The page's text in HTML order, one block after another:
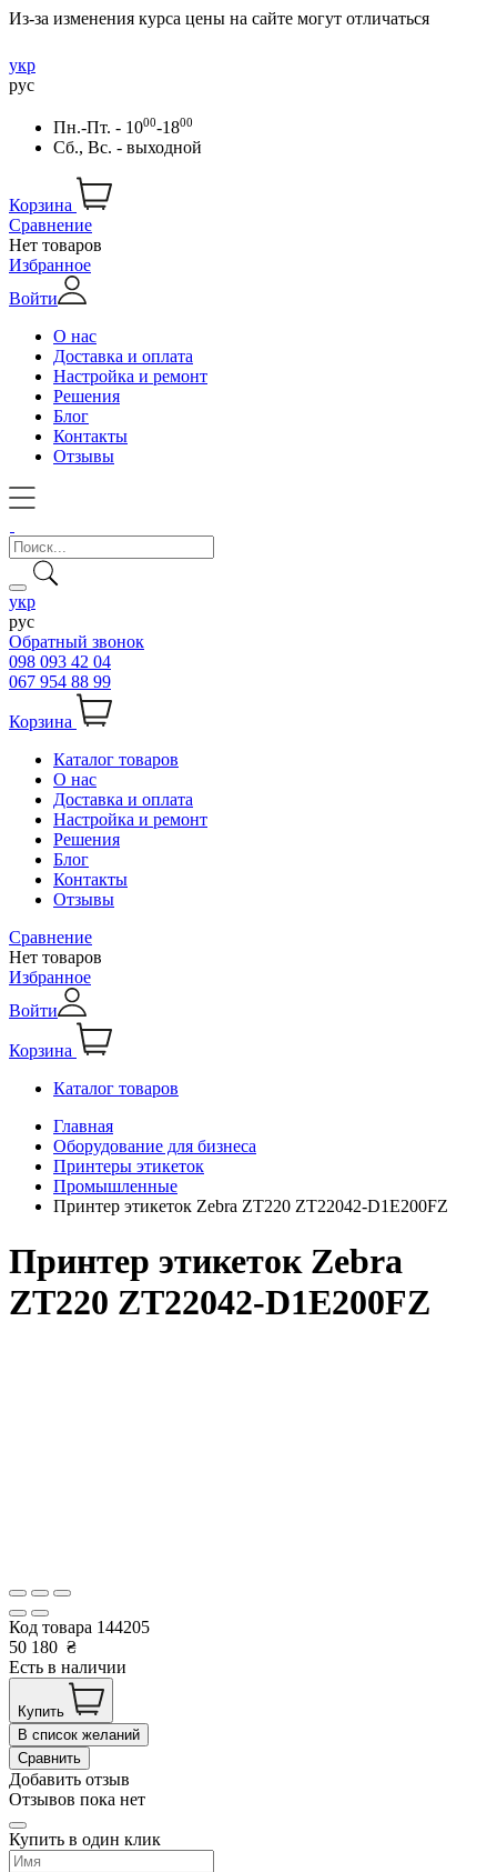
Из-за изменения курса цены на сайте могут отличаться
укр
рус
Пн.-Пт. - 1000-1800
Сб., Вс. - выходной
Корзина
Сравнение
Нет товаров
Избранное
Войти
О нас
Доставка и оплата
Настройка и ремонт
Решения
Блог
Контакты
Отзывы
укр
рус
Обратный звонок
098 093 42 04
067 954 88 99
Корзина
Каталог товаров
О нас
Доставка и оплата
Настройка и ремонт
Решения
Блог
Контакты
Отзывы
Сравнение
Нет товаров
Избранное
Войти
Корзина
Каталог товаров
Главная
Оборудование для бизнеса
Принтеры этикеток
Промышленные
Принтер этикеток Zebra ZT220 ZT22042-D1E200FZ
Принтер этикеток Zebra
ZT220 ZT22042-D1E200FZ
Код товара 144205
50 180 ₴
Есть в наличии
Купить
В список желаний
Сравнить
Добавить отзыв
Отзывов пока нет
Купить в один клик